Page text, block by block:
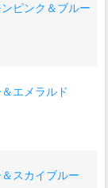
ピンク＆ブルー
エメラルド
スカイブルー